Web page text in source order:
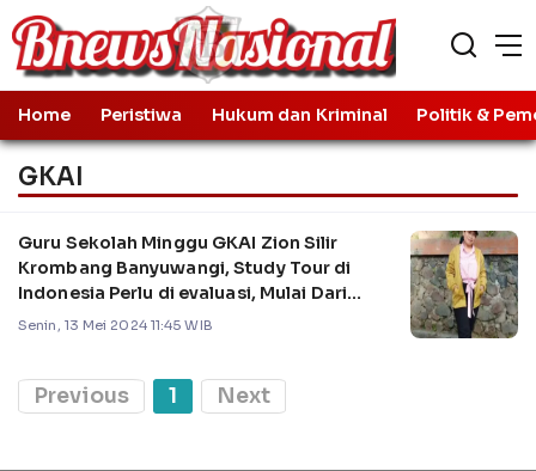
Home Peristiwa Hukum dan Kriminal Politik &
GKAI
Guru Sekolah Minggu GKAI Zion Silir
Krombang Banyuwangi, Study Tour di
Indonesia Perlu di evaluasi, Mulai Dari
Desain atau Perencanaan Hingga
Senin, 13 Mei 2024 11:45 WIB
Previous 1 Next